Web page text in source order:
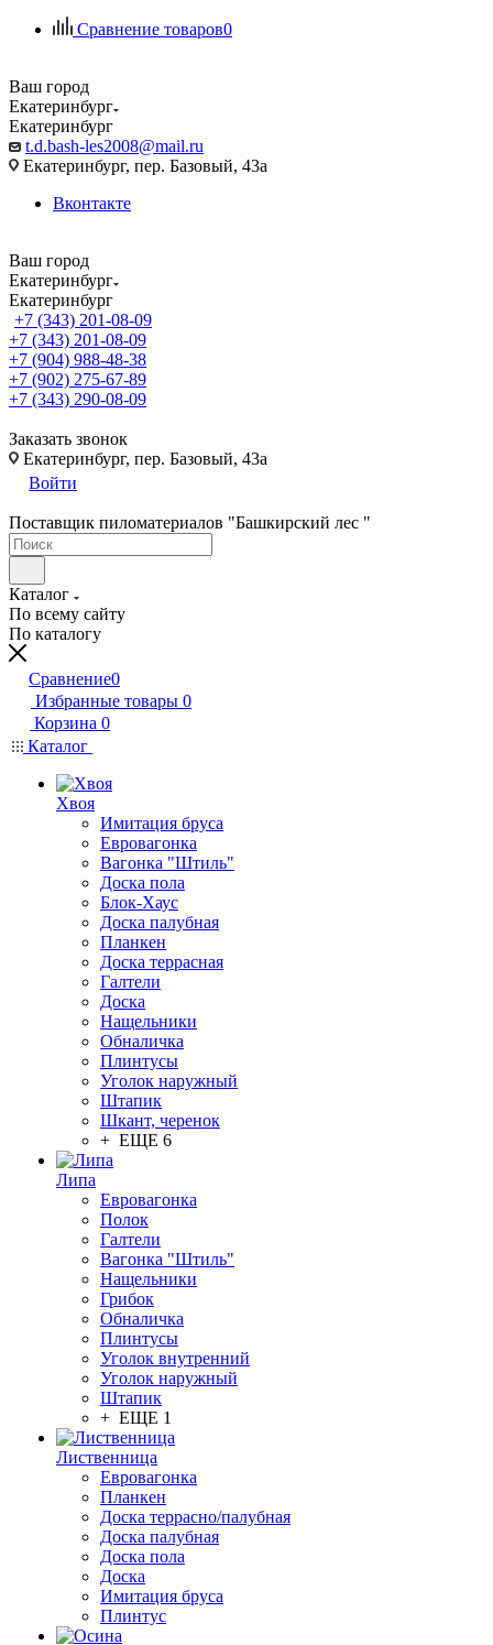
Сравнение товаров0
Ваш город
Екатеринбург
Екатеринбург
t.d.bash-les2008@mail.ru
Екатеринбург, пер. Базовый, 43а
Вконтакте
Ваш город
Екатеринбург
Екатеринбург
+7 (343) 201-08-09
+7 (343) 201-08-09
+7 (904) 988-48-38
+7 (902) 275-67-89
+7 (343) 290-08-09
Заказать звонок
Екатеринбург, пер. Базовый, 43а
Войти
Поставщик пиломатериалов "Башкирский лес "
Каталог
По всему сайту
По каталогу
Сравнение0
Избранные товары 0
Корзина 0
Каталог
Хвоя
Имитация бруса
Евровагонка
Вагонка "Штиль"
Доска пола
Блок-Хаус
Доска палубная
Планкен
Доска террасная
Галтели
Доска
Нащельники
Обналичка
Плинтусы
Уголок наружный
Штапик
Шкант, черенок
+ ЕЩЕ 6
Липа
Евровагонка
Полок
Галтели
Вагонка "Штиль"
Нащельники
Грибок
Обналичка
Плинтусы
Уголок внутренний
Уголок наружный
Штапик
+ ЕЩЕ 1
Лиственница
Евровагонка
Планкен
Доска террасно/палубная
Доска палубная
Доска пола
Доска
Имитация бруса
Плинтус